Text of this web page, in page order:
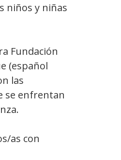
niños y niñas
Fundación
(español
las
se enfrentan
as con